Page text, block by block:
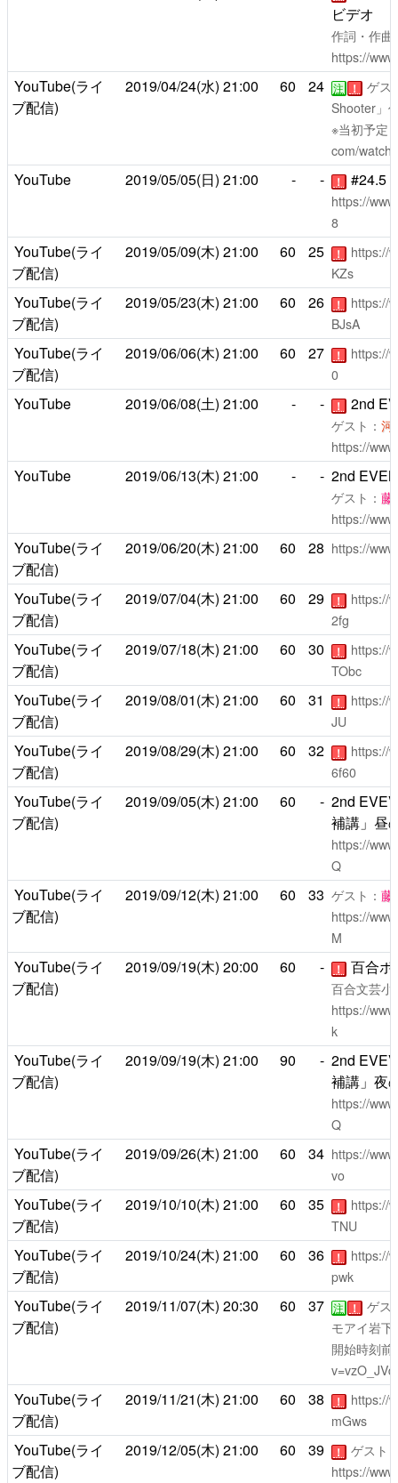
ビデオ
作詞・作曲
https://
YouTube(ライ
ブ配信)
2019/04/24(水) 21:00 60 24 注 ！
ゲス
Shooter」
※当初予定
com/
YouTube 2019/05/05(日) 21:00 - - ！ #24.5
https://
8
YouTube(ライ
ブ配信)
2019/05/09(木) 21:00 60 25 ！
https://
KZs
YouTube(ライ
ブ配信)
2019/05/23(木) 21:00 60 26 ！
https://
BJsA
YouTube(ライ
ブ配信)
2019/06/06(木) 21:00 60 27 ！
https://
0
YouTube 2019/06/08(土) 21:00 - - ！ 2nd
ゲスト： 河
https://
YouTube 2019/06/13(木) 21:00 - - 2nd
ゲスト： 藤
https://
YouTube(ライ
ブ配信)
2019/06/20(木) 21:00 60 28 https://
YouTube(ライ
ブ配信)
2019/07/04(木) 21:00 60 29 ！
https://
2fg
YouTube(ライ
ブ配信)
2019/07/18(木) 21:00 60 30 ！
https://
TObc
YouTube(ライ
ブ配信)
2019/08/01(木) 21:00 60 31 ！
https://
JU
YouTube(ライ
ブ配信)
2019/08/29(木) 21:00 60 32 ！
https://
6f60
YouTube(ライ
ブ配信)
2019/09/05(木) 21:00 60 - 2nd
補講」昼
https://
Q
YouTube(ライ
ブ配信)
2019/09/12(木) 21:00 60 33 ゲスト： 藤
https://
M
YouTube(ライ
ブ配信)
2019/09/19(木) 20:00 60 - ！ 百合ボ
百合文芸小
https://
k
YouTube(ライ
ブ配信)
2019/09/19(木) 21:00 90 - 2nd
補講」夜
https://
Q
YouTube(ライ
ブ配信)
2019/09/26(木) 21:00 60 34 https://
vo
YouTube(ライ
ブ配信)
2019/10/10(木) 21:00 60 35 ！
https://
TNU
YouTube(ライ
ブ配信)
2019/10/24(木) 21:00 60 36 ！
https://
pwk
YouTube(ライ
ブ配信)
2019/11/07(木) 20:30 60 37 注 ！
ゲス
モアイ岩下
開始時刻
YouTube(ライ
ブ配信)
2019/11/21(木) 21:00 60 38 ！
https://
mGws
YouTube(ライ
ブ配信)
2019/12/05(木) 21:00 60 39 ！
ゲスト
https://